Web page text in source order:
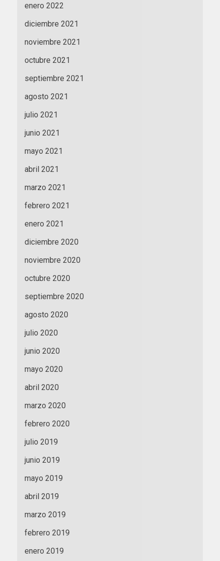
enero 2022
diciembre 2021
noviembre 2021
octubre 2021
septiembre 2021
agosto 2021
julio 2021
junio 2021
mayo 2021
abril 2021
marzo 2021
febrero 2021
enero 2021
diciembre 2020
noviembre 2020
octubre 2020
septiembre 2020
agosto 2020
julio 2020
junio 2020
mayo 2020
abril 2020
marzo 2020
febrero 2020
julio 2019
junio 2019
mayo 2019
abril 2019
marzo 2019
febrero 2019
enero 2019